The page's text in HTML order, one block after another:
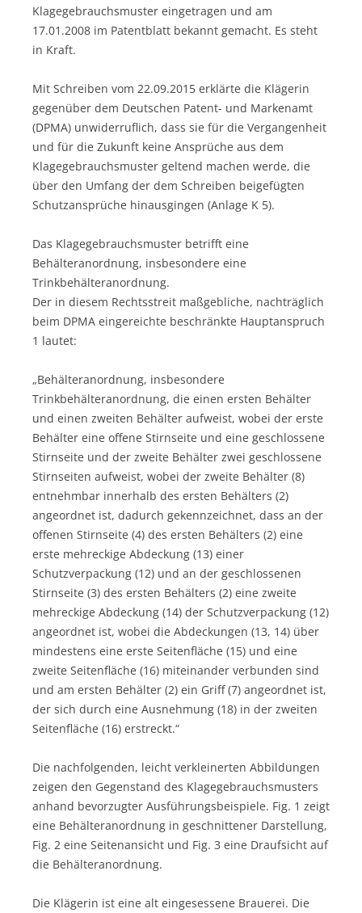
Klagegebrauchsmuster eingetragen und am
17.01.2008 im Patentblatt bekannt gemacht. Es steht
in Kraft.
Mit Schreiben vom 22.09.2015 erklärte die Klägerin
gegenüber dem Deutschen Patent- und Markenamt
(DPMA) unwiderruflich, dass sie für die Vergangenheit
und für die Zukunft keine Ansprüche aus dem
Klagegebrauchsmuster geltend machen werde, die
über den Umfang der dem Schreiben beigefügten
Schutzansprüche hinausgingen (Anlage K 5).
Das Klagegebrauchsmuster betrifft eine
Behälteranordnung, insbesondere eine
Trinkbehälteranordnung.
Der in diesem Rechtsstreit maßgebliche, nachträglich
beim DPMA eingereichte beschränkte Hauptanspruch
1 lautet:
„Behälteranordnung, insbesondere
Trinkbehälteranordnung, die einen ersten Behälter
und einen zweiten Behälter aufweist, wobei der erste
Behälter eine offene Stirnseite und eine geschlossene
Stirnseite und der zweite Behälter zwei geschlossene
Stirnseiten aufweist, wobei der zweite Behälter (8)
entnehmbar innerhalb des ersten Behälters (2)
angeordnet ist, dadurch gekennzeichnet, dass an der
offenen Stirnseite (4) des ersten Behälters (2) eine
erste mehreckige Abdeckung (13) einer
Schutzverpackung (12) und an der geschlossenen
Stirnseite (3) des ersten Behälters (2) eine zweite
mehreckige Abdeckung (14) der Schutzverpackung (12)
angeordnet ist, wobei die Abdeckungen (13, 14) über
mindestens eine erste Seitenfläche (15) und eine
zweite Seitenfläche (16) miteinander verbunden sind
und am ersten Behälter (2) ein Griff (7) angeordnet ist,
der sich durch eine Ausnehmung (18) in der zweiten
Seitenfläche (16) erstreckt.“
Die nachfolgenden, leicht verkleinerten Abbildungen
zeigen den Gegenstand des Klagegebrauchsmusters
anhand bevorzugter Ausführungsbeispiele. Fig. 1 zeigt
eine Behälteranordnung in geschnittener Darstellung,
Fig. 2 eine Seitenansicht und Fig. 3 eine Draufsicht auf
die Behälteranordnung.
Die Klägerin ist eine alt eingesessene Brauerei. Die